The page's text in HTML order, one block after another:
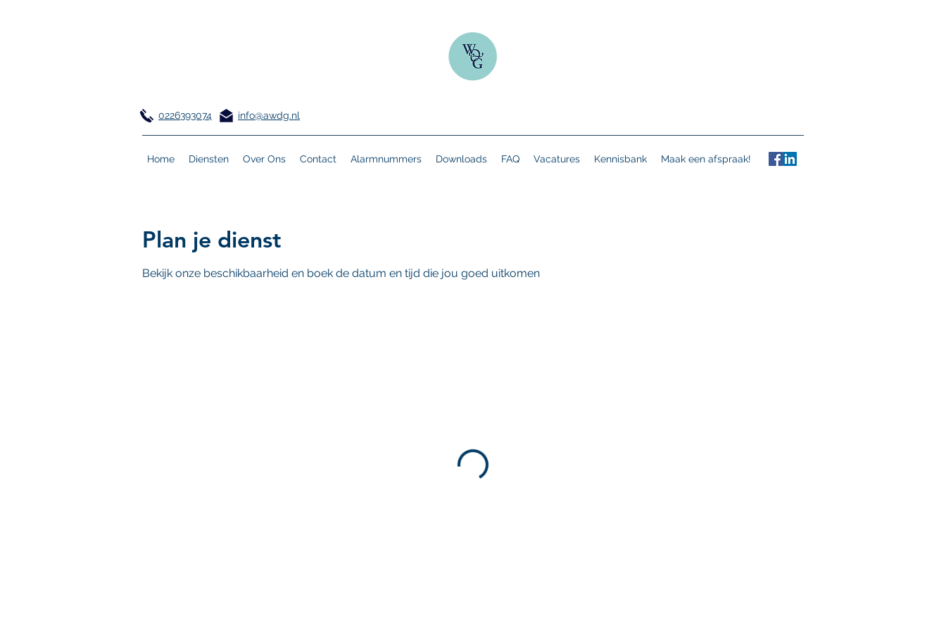
0226393074 info@awdg.nl
Home Diensten Over Ons Contact Alarmnummers Downloads FAQ Vacatures Kennisbank Maak een afspraak!
Plan je dienst
Bekijk onze beschikbaarheid en boek de datum en tijd die jou goed uitkomen